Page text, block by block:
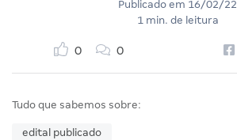
Publicado em 16/02/22
1 min. de leitura
0 0
Tudo que sabemos sobre:
edital publicado